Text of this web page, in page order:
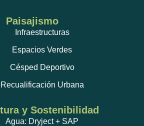
Paisajismo
Infraestructuras
Espacios Verdes
Césped Deportivo
Recualificación Urbana
y Sostenibilidad
Agua: Dryject + SAP